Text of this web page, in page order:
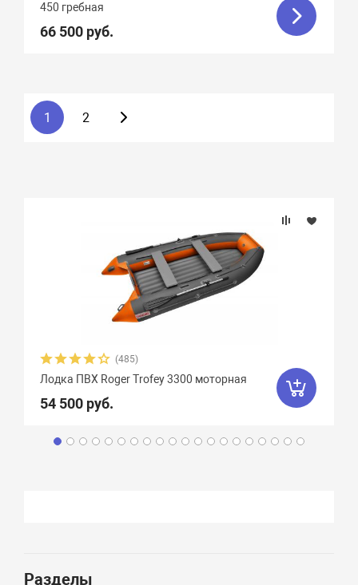
450 гребная
66 500 руб.
1 2
(485)
Лодка ПВХ Roger Trofey 3300 моторная
54 500 руб.
Разделы